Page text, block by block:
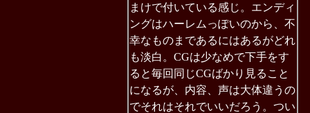
まけで付いている感じ。エンディ
ングはハーレムっぽいのから、不
幸なものまであるにはあるがどれ
も淡白。CGは少なめで下手をす
ると毎回同じCGばかり見ること
になるが、内容、声は大体違うの
でそれはそれでいいだろう。つい